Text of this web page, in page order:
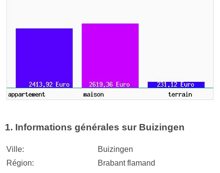
1. Informations générales sur Buizingen
Ville:
Buizingen
Région:
Brabant flamand